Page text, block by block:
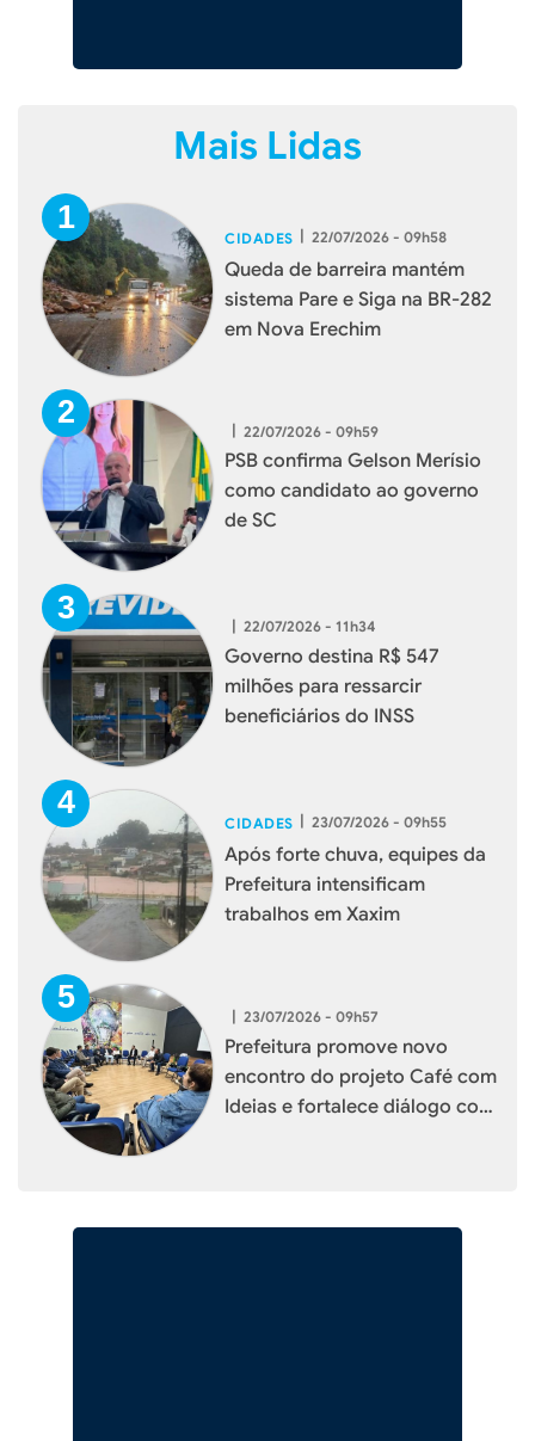
Mais Lidas
CIDADES | 22/07/2026 - 09h58
Queda de barreira mantém
sistema Pare e Siga na BR-282
em Nova Erechim
22/07/2026 - 09h59
PSB confirma Gelson Merísio
como candidato ao governo
de SC
| 22/07/2026 - 11h34
Governo destina R$ 547
milhões para ressarcir
beneficiários do INSS
CIDADES | 23/07/2026 - 09h55
Após forte chuva, equipes da
Prefeitura intensificam
trabalhos em Xaxim
| 23/07/2026 - 09h57
Prefeitura promove novo
encontro do projeto Café com
Ideias e fortalece diálogo com